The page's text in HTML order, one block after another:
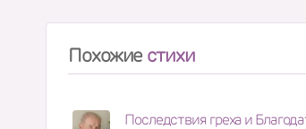
Похожие стихи
Последствия греха и